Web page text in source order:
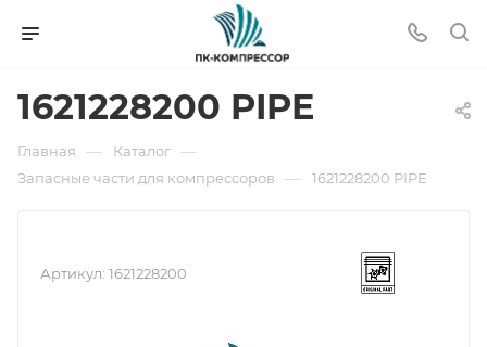
1621228200 PIPE
Главная — Каталог —
Запасные части для компрессоров — 1621228200 PIPE
Артикул: 1621228200